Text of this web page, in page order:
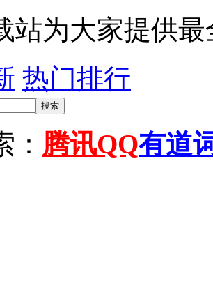
站为大家提供
热门排行
搜索
腾讯QQ有道